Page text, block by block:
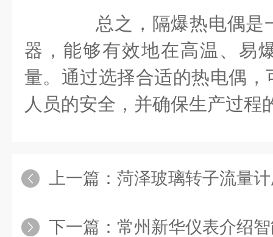
总之，隔爆热电偶是
器，能够有效地在高温、易
量。通过选择合适的热电偶
人员的安全，并确保生产过程
上一篇： 菏泽玻璃转子流量
下一篇： 常州新华仪表介绍智